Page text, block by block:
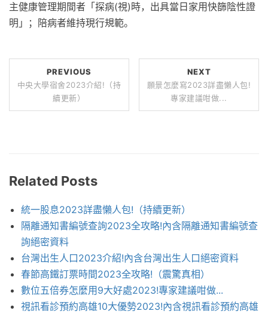
主健康管理期間者「探病(視)時，出具當日家用快篩陰性證
明」；陪病者維持現行規範。
PREVIOUS
中央大學宿舍2023介紹!（持
續更新）
NEXT
願景怎麼寫2023詳盡懶人包!
專家建議咁做...
Related Posts
統一股息2023詳盡懶人包!（持續更新）
隔離通知書編號查詢2023全攻略!內含隔離通知書編號查
詢絕密資料
台灣出生人口2023介紹!內含台灣出生人口絕密資料
春節高鐵訂票時間2023全攻略!（震驚真相）
數位五倍券怎麼用9大好處2023!專家建議咁做...
視訊看診預約高雄10大優勢2023!內含視訊看診預約高雄